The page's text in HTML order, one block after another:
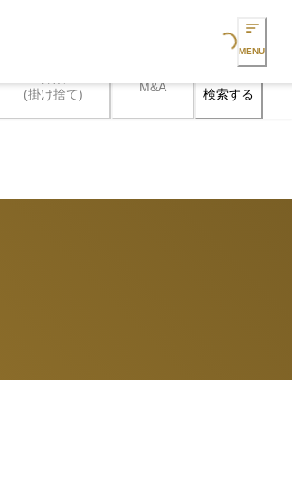
Loading...
MENU
(掛け捨て)
M&A 検索する